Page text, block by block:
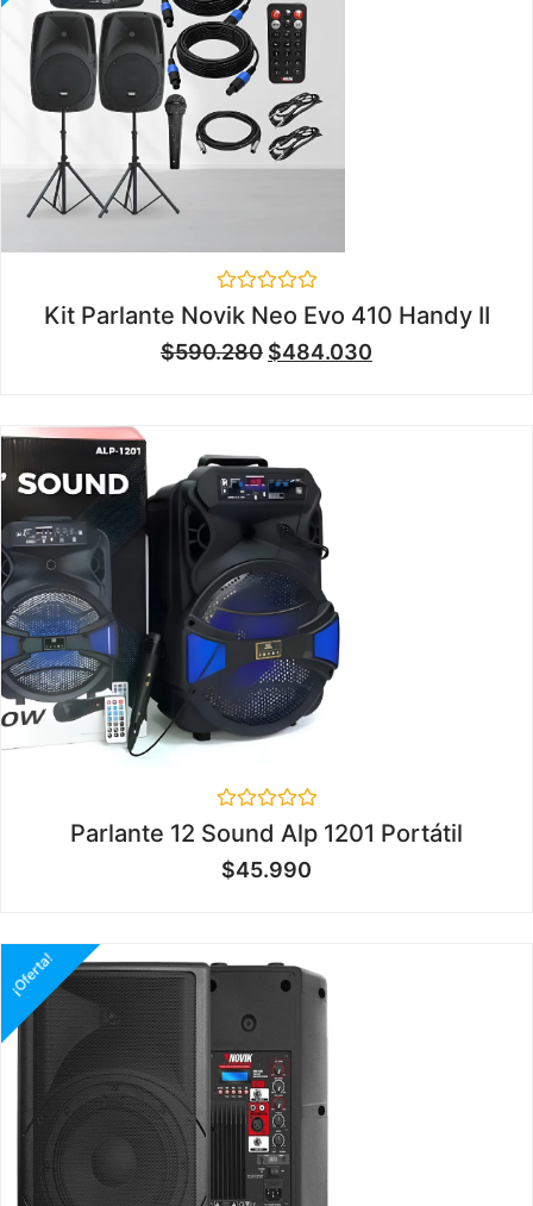
Valorado
en
0
de
Kit Parlante Novik Neo Evo 410 Handy II
$590.280 $484.030
Valorado
en
0
de
Parlante 12 Sound Alp 1201 Portátil
$45.990
¡Oferta!